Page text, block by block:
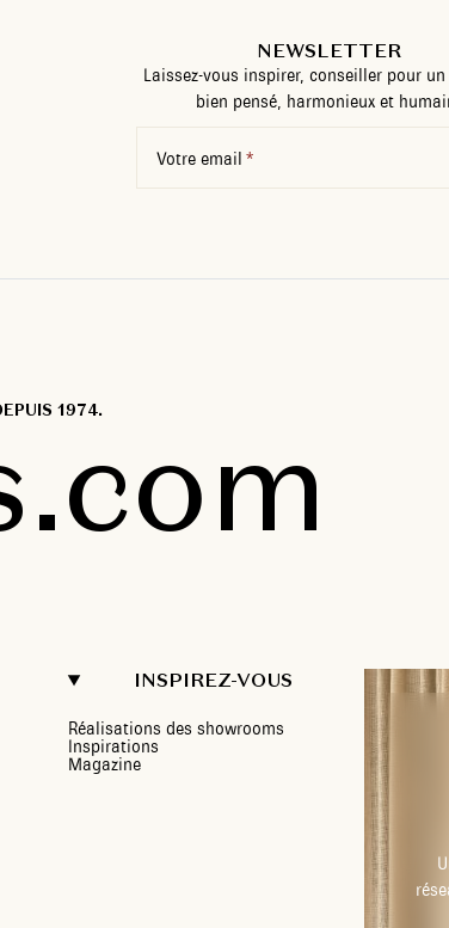
NEWSLETTER
Laissez-vous inspirer, conseiller pour
bien pensé, harmonieux et
Votre email
1974.
INSPIREZ-VOUS
Réalisations des showrooms
Inspirations
Magazine